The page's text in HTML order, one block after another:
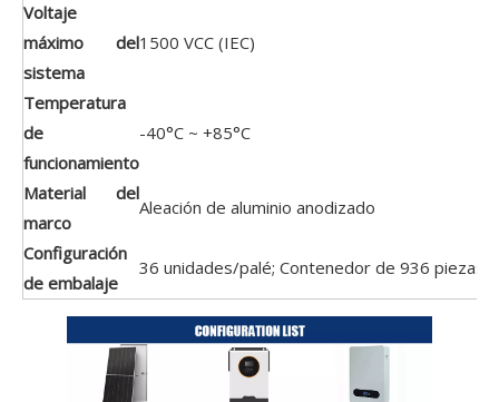
Voltaje
máximo del
sistema
1500 VCC (IEC)
Temperatura
de
funcionamiento
-40°C ~ +85°C
Material del
marco
Aleación de aluminio anodizado
Configuración
de embalaje
36 unidades/palé; Contenedor de 936 piezas/